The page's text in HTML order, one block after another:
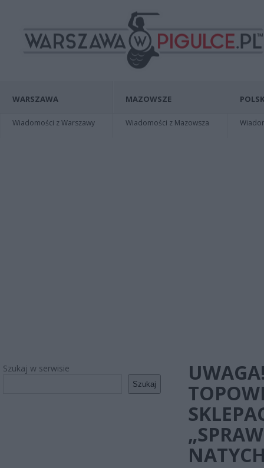
WARSZAWA
Wiadomości z Warszawy
MAZOWSZE
Wiadomości z Mazowsza
Szukaj w serwisie
Szukaj